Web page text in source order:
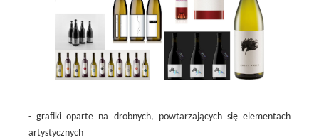
- grafiki oparte na drobnych, powtarzających się elementach
artystycznych